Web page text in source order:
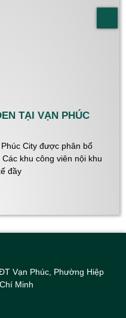
TẠI VẠN PHÚC
City được phân bổ
khu công viên nội khu
đầy
Vạn Phúc, Phường Hiệp
Minh